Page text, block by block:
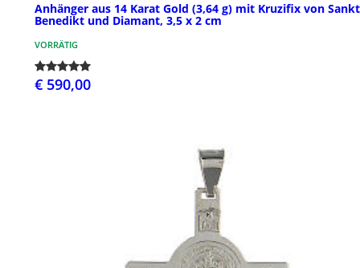
Anhänger aus 14 Karat Gold (3,64 g) mit Kruzifix von Sankt
Benedikt und Diamant, 3,5 x 2 cm
VORRÄTIG
€ 590,00